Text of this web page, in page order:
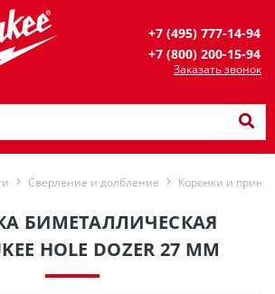
+7 (495) 777-14-94
+7 (800) 200-15-94
Заказать звонок
Сверление и долбление Коронки и
БИМЕТАЛЛИЧЕСКАЯ
HOLE DOZER 27 ММ